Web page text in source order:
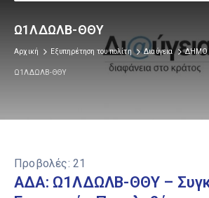
Ω1ΛΔΩΛΒ-ΘΘΥ
Αρχική Εξυπηρέτηση του πολίτη Διαύγεια
Ω1ΛΔΩΛΒ-ΘΘΥ
Προβολές: 21
ΑΔΑ: Ω1ΛΔΩΛΒ-ΘΘΥ –